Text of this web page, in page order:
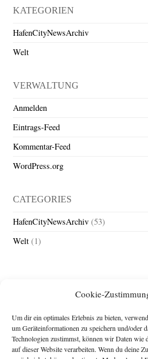
Cookie-
Um dir ein optimales Erlebnis zu bieten,
um Geräteinformationen zu speichern und/oder
Technologien zustimmst, können wir Daten wie
auf dieser Website verarbeiten. Wenn du deine
KATEGORIEN
HafenCityNewsArchiv
Welt
VERWALTUNG
Anmelden
Eintrags-Feed
Kommentar-Feed
WordPress.org
CATEGORIES
HafenCityNewsArchiv (53)
Welt (1)